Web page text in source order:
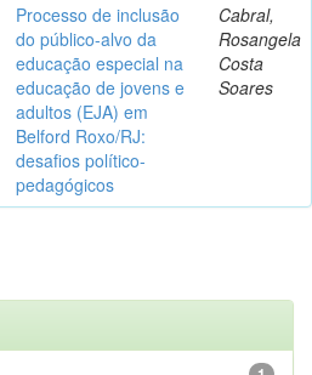
Processo de inclusão
do público-alvo da
educação especial na
educação de jovens e
adultos (EJA) em
Belford Roxo/RJ:
desafios político-
pedagógicos
Cabral,
Rosangela
Costa
Soares